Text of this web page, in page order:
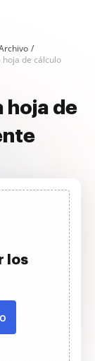
de cálculo
hoja de
los